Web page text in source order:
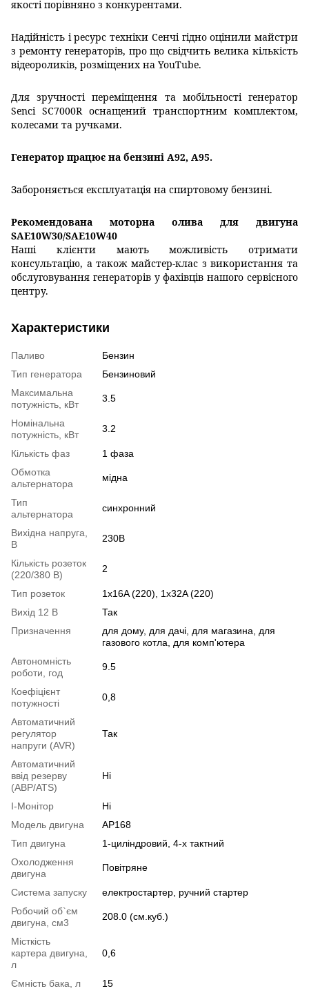
якості порівняно з конкурентами.
Надійність і ресурс техніки Сенчі гідно оцінили майстри
з ремонту генераторів, про що свідчить велика кількість
відеороликів, розміщених на YouTube.
Для зручності переміщення та мобільності генератор
Senci SC7000R оснащений транспортним комплектом,
колесами та ручками.
Генератор працює на бензині А92, А95.
Забороняється експлуатація на спиртовому бензині.
Рекомендована моторна олива для двигуна
SAE10W30/SAE10W40
Наші клієнти мають можливість отримати
консультацію, а також майстер-клас з використання та
обслуговування генераторів у фахівців нашого сервісного
центру.
Характеристики
Паливо
Бензин
Тип генератора
Бензиновий
Максимальна
потужність, кВт
3.5
Номінальна
потужність, кВт
3.2
Кількість фаз
1 фаза
Обмотка
альтернатора
мідна
Тип
альтернатора
синхронний
Вихідна напруга,
В
230В
Кількість розеток
(220/380 В)
2
Тип розеток
1x16A (220), 1x32A (220)
Вихід 12 В
Так
Призначення
для дому, для дачі для магазина
для
газового котла
для комп'ютера
Автономність
роботи, год
9.5
Коефіцієнт
потужності
0,8
Автоматичний
регулятор
напруги (AVR)
Так
Автоматичний
ввід резерву
(АВР/ATS)
Ні
I-Монітор
Ні
Модель двигуна
AP168
Тип двигуна
1-циліндровий, 4-х тактний
Охолодження
двигуна
Повітряне
Система запуску електростартер ручний стартер
Робочий об`єм
двигуна, см3
208.0 (см.куб.)
Місткість
картера двигуна,
л
0,6
Ємність бака, л
15